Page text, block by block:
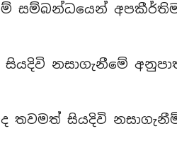
සම්බන්ධයෙන්
සියදිවි නසාගැනීමේ
තවමත් සියදිවි